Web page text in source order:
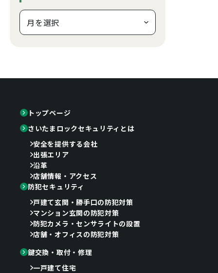
トップページ
さいたまロックセキュリティとは
安全を提供する会社
出張エリア
沿革
店舗情報・アクセス
防犯セキュリティ
戸建て玄関・勝手口の防犯対策
マンション玄関の防犯対策
防犯カメラ・センサライトの設置
店舗・オフィスの防犯対策
鍵交換・取付・修理
一戸建て住宅